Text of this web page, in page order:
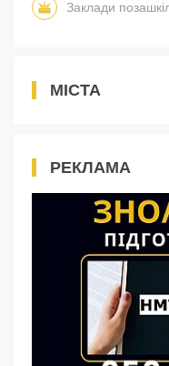
Заклади
МІСТА
РЕКЛАМА